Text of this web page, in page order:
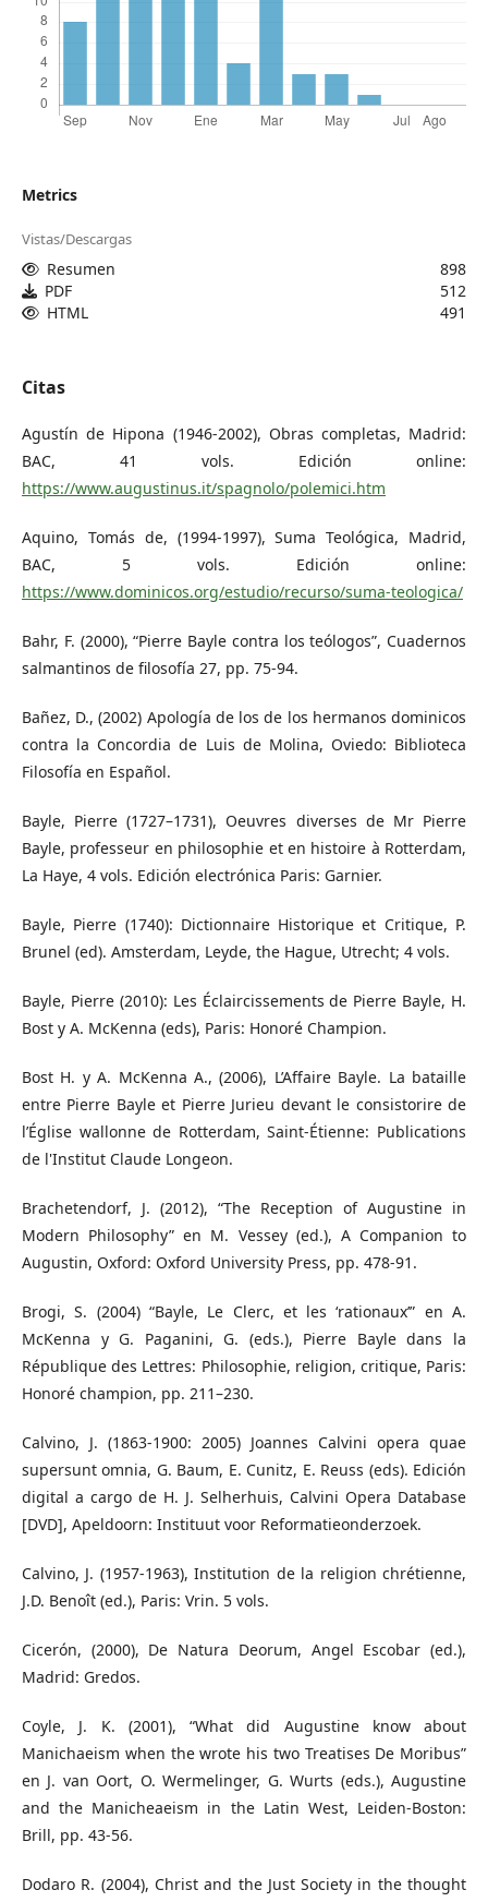
Metrics
Vistas/Descargas
Resumen
898
PDF
512
HTML
491
Citas
Agustín de Hipona (1946-2002), Obras completas, Madrid:
BAC, 41 vols. Edición online:
https://www.augustinus.it/spagnolo/polemici.htm
Aquino, Tomás de, (1994-1997), Suma Teológica, Madrid,
BAC, 5 vols. Edición online:
https://www.dominicos.org/estudio/recurso/suma-teologica/
Bahr, F. (2000), “Pierre Bayle contra los teólogos”, Cuadernos
salmantinos de filosofía 27, pp. 75-94.
Bañez, D., (2002) Apología de los de los hermanos dominicos
contra la Concordia de Luis de Molina, Oviedo: Biblioteca
Filosofía en Español.
Bayle, Pierre (1727–1731), Oeuvres diverses de Mr Pierre
Bayle, professeur en philosophie et en histoire à Rotterdam,
La Haye, 4 vols. Edición electrónica Paris: Garnier.
Bayle, Pierre (1740): Dictionnaire Historique et Critique, P.
Brunel (ed). Amsterdam, Leyde, the Hague, Utrecht; 4 vols.
Bayle, Pierre (2010): Les Éclaircissements de Pierre Bayle, H.
Bost y A. McKenna (eds), Paris: Honoré Champion.
Bost H. y A. McKenna A., (2006), L’Affaire Bayle. La bataille
entre Pierre Bayle et Pierre Jurieu devant le consistorire de
l’Église wallonne de Rotterdam, Saint-Étienne: Publications
de l'Institut Claude Longeon.
Brachetendorf, J. (2012), “The Reception of Augustine in
Modern Philosophy” en M. Vessey (ed.), A Companion to
Augustin, Oxford: Oxford University Press, pp. 478-91.
Brogi, S. (2004) “Bayle, Le Clerc, et les ‘rationaux’” en A.
McKenna y G. Paganini, G. (eds.), Pierre Bayle dans la
République des Lettres: Philosophie, religion, critique, Paris:
Honoré champion, pp. 211–230.
Calvino, J. (1863-1900: 2005) Joannes Calvini opera quae
supersunt omnia, G. Baum, E. Cunitz, E. Reuss (eds). Edición
digital a cargo de H. J. Selherhuis, Calvini Opera Database
[DVD], Apeldoorn: Instituut voor Reformatieonderzoek.
Calvino, J. (1957-1963), Institution de la religion chrétienne,
J.D. Benoît (ed.), Paris: Vrin. 5 vols.
Cicerón, (2000), De Natura Deorum, Angel Escobar (ed.),
Madrid: Gredos.
Coyle, J. K. (2001), “What did Augustine know about
Manichaeism when the wrote his two Treatises De Moribus”
en J. van Oort, O. Wermelinger, G. Wurts (eds.), Augustine
and the Manicheaeism in the Latin West, Leiden-Boston:
Brill, pp. 43-56.
Dodaro R. (2004), Christ and the Just Society in the thought